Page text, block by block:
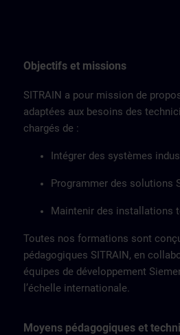
Objectifs et missions
SITRAIN a pour mission de
adaptées aux besoins des
chargés de :
Intégrer des systèmes
Programmer des solutions
Maintenir des installations
Toutes nos formations sont
pédagogiques SITRAIN, en
équipes de développement
l’échelle internationale.
Moyens pédagogiques et